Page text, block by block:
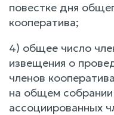
повестке дня
кооператива;
4) общее число
извещения о
членов
на общем собрании
ассоциированных